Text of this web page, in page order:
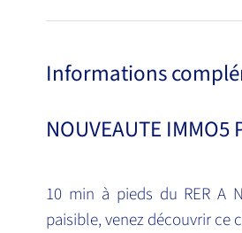
Informations
NOUVEAUTE IMMO5
10 min à pieds du RER A
paisible, venez découvrir ce